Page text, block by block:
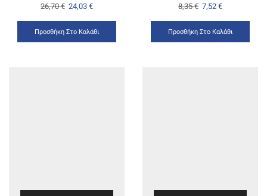
26,70€ 24,03 €
Προσθήκη Στο Καλάθι
8,35€ 7,52 €
Προσθήκη Στο Καλάθι